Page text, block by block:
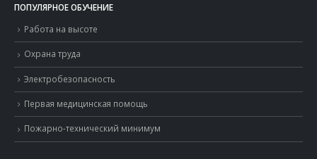
ПОПУЛЯРНОЕ ОБУЧЕНИЕ
Работа на высоте
Охрана труда
Электробезопасность
Первая медицинская помощь
Пожарно-технический минимум